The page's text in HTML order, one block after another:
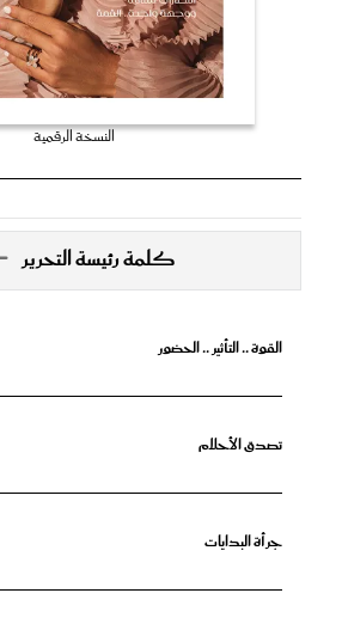
النسخة الرقمية
كلمة رئيسة التحرير
القوة .. التأثير .. الحضور
تصدق الأحلام
جرأة البدايات